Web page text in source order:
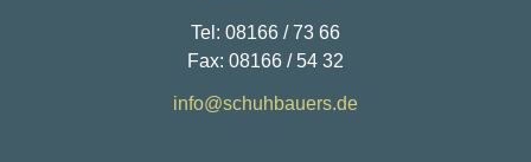
Tel: 08166 / 73 66
Fax: 08166 / 54 32
info@schuhbauers.de